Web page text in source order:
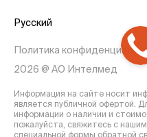
Русский
Политика
2026 @ АО Интелмед
Информация на сайте носит
является публичной офертой.
информации о наличии и
пожалуйста, свяжитесь с
специальной формы обратной